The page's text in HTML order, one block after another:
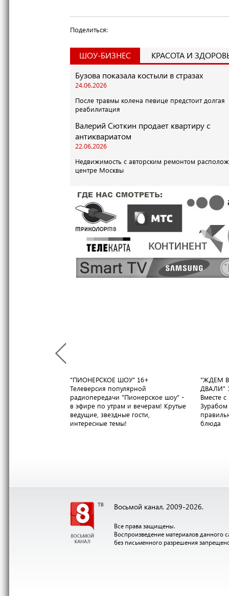
Поделиться:
ШОУ-БИЗНЕС
КРАСОТА И
Бузова показала костыли в стразах
24.06.2026
После травмы колена певице предстоит долгая
реабилитация
Валерий Сюткин продает квартиру с
антиквариатом
22.06.2026
Недвижимость с авторским ремонтом
центре Москвы
"ПИОНЕРСКОЕ ШОУ" 16+
Телеверсия популярной
радиопередачи "Пионерское шоу" -
в эфире по утрам и вечерам! Крутые
ведущие, звездные гости,
интересные темы!
"ЖДЕМ
ДВАЛИ"
Вместе
Зурабом
блюда
Восьмой канал. 2009-2026.
Все права защищены.
Воспроизведение материалов данного
без письменного разрешения